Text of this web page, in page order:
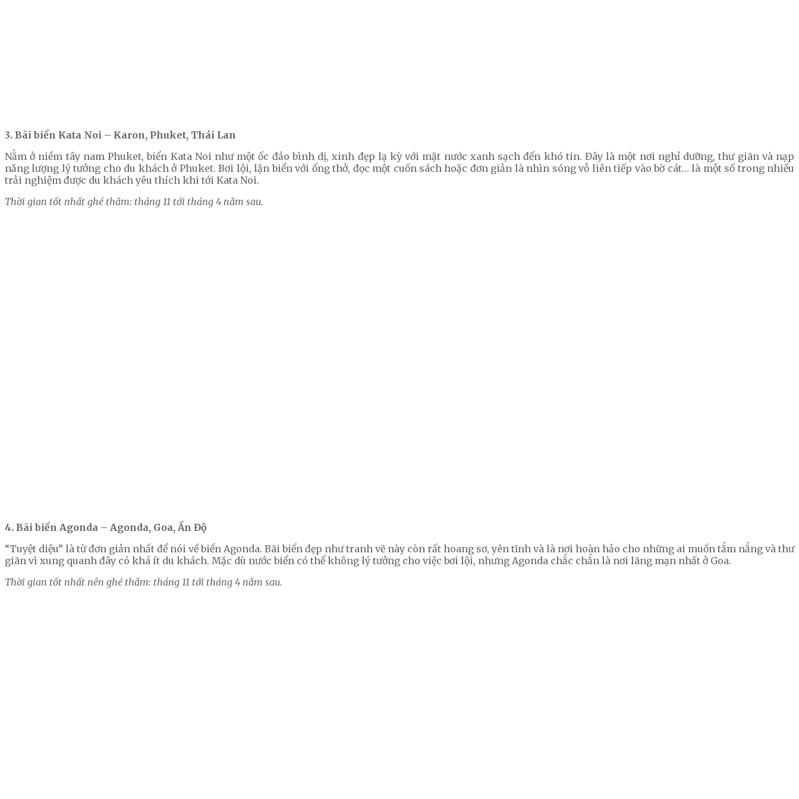
3. Bãi biển Kata Noi – Karon, Phuket, Thái Lan
Nằm ở niềm tây nam Phuket, biển Kata Noi như một ốc đảo bình dị, xinh đẹp lạ kỳ với mặt nước xanh sạch đến khó tin. Đây là một nơi nghỉ dưỡng, thư giãn và nạp
năng lượng lý tưởng cho du khách ở Phuket. Bơi lội, lặn biển với ống thở, đọc một cuốn sách hoặc đơn giản là nhìn sóng vỗ liên tiếp vào bờ cát… là một số trong nhiều
trải nghiệm được du khách yêu thích khi tới Kata Noi.
Thời gian tốt nhất ghé thăm: tháng 11 tới tháng 4 năm sau.
4. Bãi biển Agonda – Agonda, Goa, Ấn Độ
“Tuyệt diệu” là từ đơn giản nhất để nói về biển Agonda. Bãi biển đẹp như tranh vẽ này còn rất hoang sơ, yên tĩnh và là nơi hoàn hảo cho những ai muốn tắm nắng và thư
giãn vì xung quanh đây có khá ít du khách. Mặc dù nước biển có thể không lý tưởng cho việc bơi lội, nhưng Agonda chắc chắn là nơi lãng mạn nhất ở Goa.
Thời gian tốt nhất nên ghé thăm: tháng 11 tới tháng 4 năm sau.